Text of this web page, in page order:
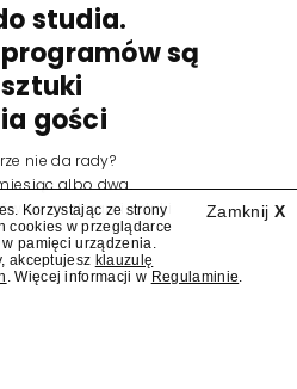
studia.
są
gości
nie da rady?
albo dwa.
są mistrzami sztuki
Zamknij X
Korzystając ze strony
cookies w przeglądarce
pamięci urządzenia.
akceptujesz klauzulę
. Więcej informacji w Regulaminie.